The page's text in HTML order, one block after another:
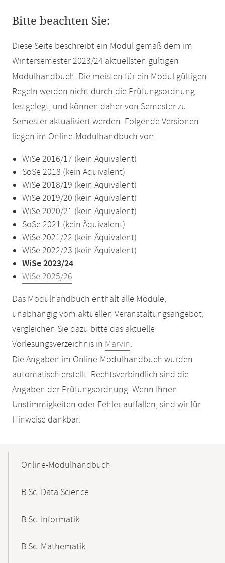
Bitte beachten Sie:
Diese Seite beschreibt ein Modul gemäß dem im
Wintersemester 2023/24 aktuellsten gültigen
Modulhandbuch. Die meisten für ein Modul gültigen
Regeln werden nicht durch die Prüfungsordnung
festgelegt, und können daher von Semester zu
Semester aktualisiert werden. Folgende Versionen
liegen im Online-Modulhandbuch vor:
WiSe 2016/17 (kein Äquivalent)
SoSe 2018 (kein Äquivalent)
WiSe 2018/19 (kein Äquivalent)
WiSe 2019/20 (kein Äquivalent)
WiSe 2020/21 (kein Äquivalent)
SoSe 2021 (kein Äquivalent)
WiSe 2021/22 (kein Äquivalent)
WiSe 2022/23 (kein Äquivalent)
WiSe 2023/24
WiSe 2025/26
Das Modulhandbuch enthält alle Module,
unabhängig vom aktuellen Veranstaltungsangebot,
vergleichen Sie dazu bitte das aktuelle
Vorlesungsverzeichnis in Marvin.
Die Angaben im Online-Modulhandbuch wurden
automatisch erstellt. Rechtsverbindlich sind die
Angaben der Prüfungsordnung. Wenn Ihnen
Unstimmigkeiten oder Fehler auffallen, sind wir für
Hinweise dankbar.
NavigationOnline-Modulhandbuch
B.Sc. Data Science
B.Sc. Informatik
B.Sc. Mathematik